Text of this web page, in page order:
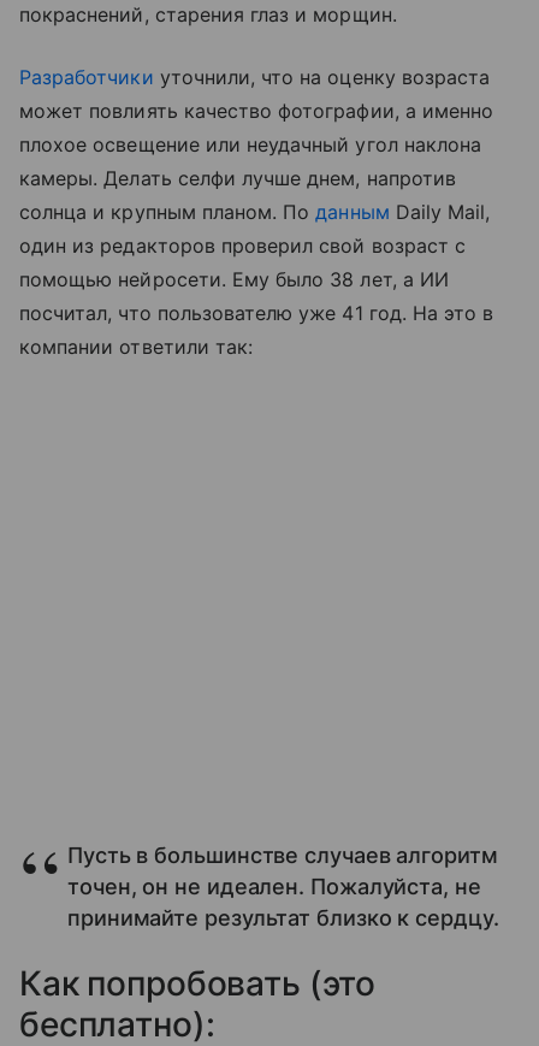
покраснений, старения глаз и морщин.
Разработчики уточнили, что на оценку возраста
может повлиять качество фотографии, а именно
плохое освещение или неудачный угол наклона
камеры. Делать селфи лучше днем, напротив
солнца и крупным планом. Поданным Daily Mail,
один из редакторов проверил свой возраст с
помощью нейросети. Ему было 38 лет, а ИИ
посчитал, что пользователю уже 41 год. На это в
компании ответили так:
Пусть в большинстве случаев алгоритм
точен, он не идеален. Пожалуйста, не
принимайте результат близко к сердцу.
Как попробовать (это
бесплатно):